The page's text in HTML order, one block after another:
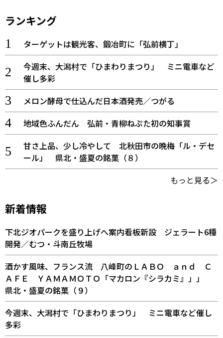
ランキング
ターゲットは観光客、鍛冶町に「弘前横丁」
今週末、大潟村で「ひまわりまつり」 ミニ電車など
催し多彩
メロン酵母で仕込んだ日本酒発売／つがる
地域色ふんだん 弘前・青柳ねぷた初の知事賞
甘さ上品、少し冷やして 北秋田市の晩梅「ル・デセ
ール」 県北・盛夏の銘菓（８）
もっと見る＞
新着情報
下北ジオパークを盛り上げへ案内看板新設 ジェラート6種
開発／むつ・斗南丘牧場
酒かす風味、フランス流 八峰町のＬＡＢＯ ａｎｄ Ｃ
ＡＦＥ ＹＡＭＡＭＯＴＯ「マカロン『シラカミ』」」
県北・盛夏の銘菓（９）
今週末、大潟村で「ひまわりまつり」 ミニ電車など催し
多彩